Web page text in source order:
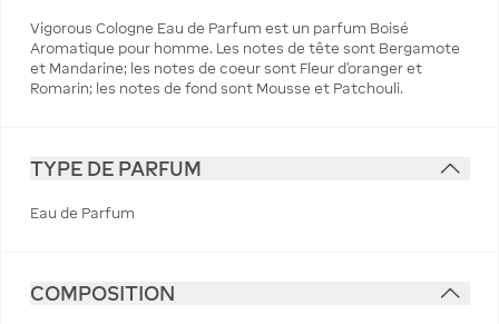
Vigorous Cologne Eau de Parfum est un parfum Boisé
Aromatique pour homme. Les notes de tête sont Bergamote
et Mandarine; les notes de coeur sont Fleur d'oranger et
Romarin; les notes de fond sont Mousse et Patchouli.
TYPE DE PARFUM
Eau de Parfum
COMPOSITION